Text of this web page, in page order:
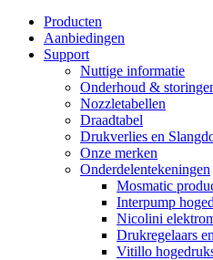
Producten
Aanbiedingen
Support
Nuttige informatie
Onderhoud &
Nozzletabellen
Draadtabel
Drukverlies en
Onze merken
Onderdelentekeningen
Mosmatic
Interpump
Nicolini
Drukregelaars
Vitillo